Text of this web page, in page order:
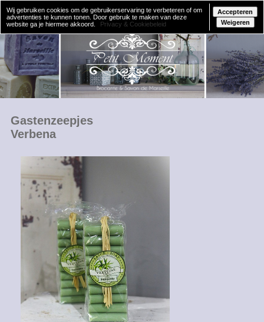
Gastenzeepjes
Verbena
Wij gebruiken cookies om de gebruikerservaring te verbeteren of om
advertenties te kunnen tonen. Door gebruik te maken van deze
website ga je hiermee akkoord.
Privacy & Cookiebeleid
Accepteren
Weigeren